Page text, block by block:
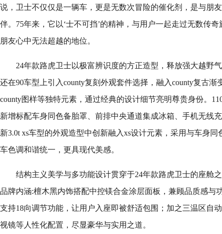
说，卫士不仅仅是一辆车，更是无数次冒险的催化剂，是与朋
伴。75年来，它以‘士不可挡’的精神，与用户一起走过无数传
朋友心中无法超越的地位。
24年款路虎卫士以极富辨识度的方正造型，释放强大越野
还在90车型上引入county复刻外观套件选择，融入county复古
county图样等独特元素，通过经典的设计细节亮明尊贵身份。
新增标配车身同色备胎罩、前排中央通道集成冰箱、手机无线
新3.0t xs车型的外观造型中创新融入xs设计元素，采用与车身
车色调和谐统一，更具现代美感。
结构主义美学与多功能设计贯穿于24年款路虎卫士的座舱
品牌内涵:檀木黑内饰搭配中控镁合金涂层面板，兼顾品质感与
支持18向调节功能，让用户入座即被舒适包围；加之三温区自
视镜等人性化配置，尽显豪华与实用之道。